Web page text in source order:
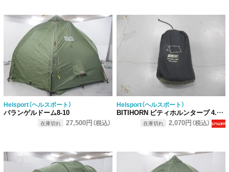
Helsport（ヘルスポート）
バランゲルドーム8-10
在庫切れ 27,500円（税込）
Helsport（ヘルスポート）
BITIHORN ビティホルンタープ 4.3x2.9m
在庫切れ 2,070円（税込） 57%OFF